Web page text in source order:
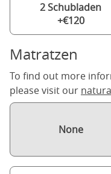
2 Schubladen
+€120
Matratzen
To find out more
please visit our
None